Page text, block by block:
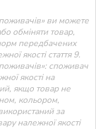
ви можете
обміняти товар,
передбачених
якості стаття 9.
споживач
якості на
якщо товар не
кольором,
за
належної якості